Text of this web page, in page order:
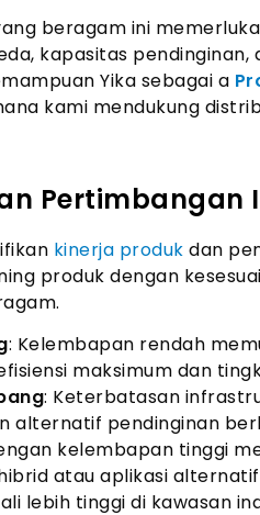
beragam ini
kapasitas pendinginan,
Yika sebagai a
kami mendukung
Pertimbangan
kinerja produk dan
produk dengan
: Kelembapan rendah
maksimum dan
: Keterbatasan
alternatif pendinginan
kelembapan tinggi
atau aplikasi
lebih tinggi di kawasan